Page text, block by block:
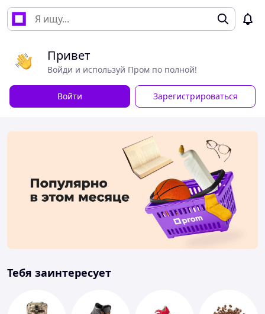
Привет
Войди и используй Пром по полной!
Войти Зарегистрироваться
Тебя заинтересует